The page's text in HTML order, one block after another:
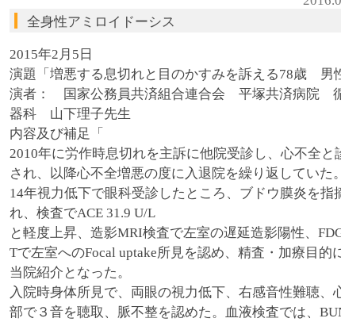
プライマリ・ケア
老年医療
腹ペコウォーキング
全身性アミロイドーシス
2015年2月5日
演題「増悪する息切れと目のかすみを訴える78歳 男
演者： 国家公務員共済組合連合会 平塚共済病院
器科 山下理子先生
内容及び補足「
2010年に労作時息切れを主訴に他院受診し、心不全と
され、以降心不全増悪の度に入退院を繰り返していた
14年視力低下で眼科受診したところ、ブドウ膜炎を指
れ、検査でACE 31.9 U/L
と軽度上昇、造影MRI検査で左室の遅延造影陽性、
Tで左室へのFocal uptake所見を認め、精査・加療目的
当院紹介となった。
入院時身体所見で、両眼の視力低下、右感音性難聴、
部で３音を聴取、脈不整を認めた。血液検査では、